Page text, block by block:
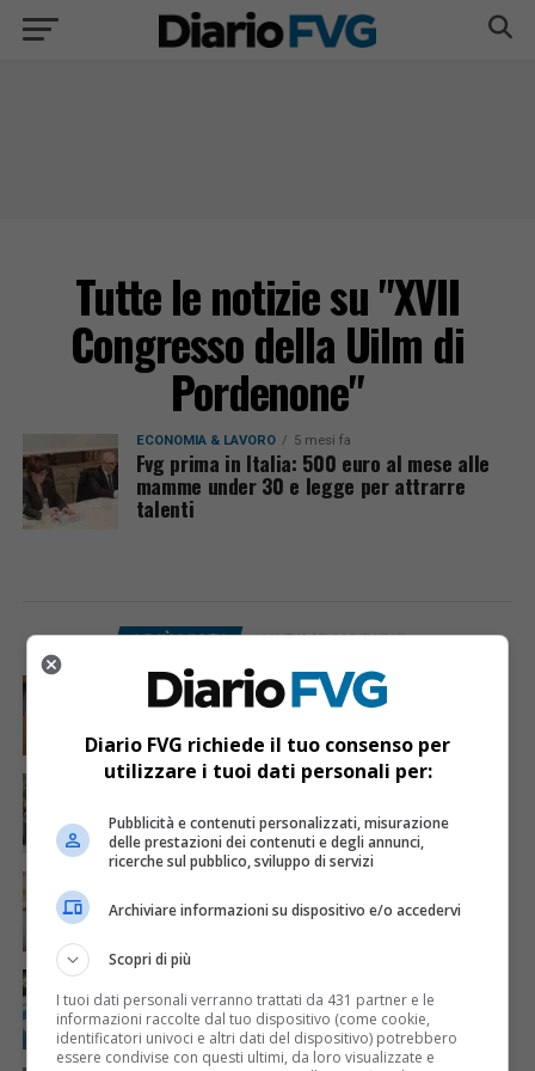
Tutte le notizie su "XVII
Congresso della Uilm di
Pordenone"
ECONOMIA & LAVORO 5 mesi fa
Fvg prima in Italia: 500 euro al mese alle
mamme under 30 e legge per attrarre
talenti
I PIÙ VISTI ULTIME NOTIZIE
CRONACA & ATTUALITÀ 7 giorni fa
Mostravano vacanze e vestiti firmati sui social:
CRONACA & ATTUALITÀ 3 giorni fa
le frazioni sotto osservazione
Mattia Ranghetti muore a 29 anni dopo la
folgorazione alle Ferriere Nord di Osoppo
Arrivano 142 nuovi poliziotti in Friuli-Venezia Giulia:
61 saranno assegnati a Trieste
Diario FVG richiede il tuo consenso per
utilizzare i tuoi dati personali per:
Pubblicità e contenuti personalizzati, misurazione
delle prestazioni dei contenuti e degli annunci,
ricerche sul pubblico, sviluppo di servizi
Archiviare informazioni su dispositivo e/o accedervi
Scopri di più
I tuoi dati personali verranno trattati da 431 partner e le
informazioni raccolte dal tuo dispositivo (come cookie,
identificatori univoci e altri dati del dispositivo) potrebbero
essere condivise con questi ultimi, da loro visualizzate e